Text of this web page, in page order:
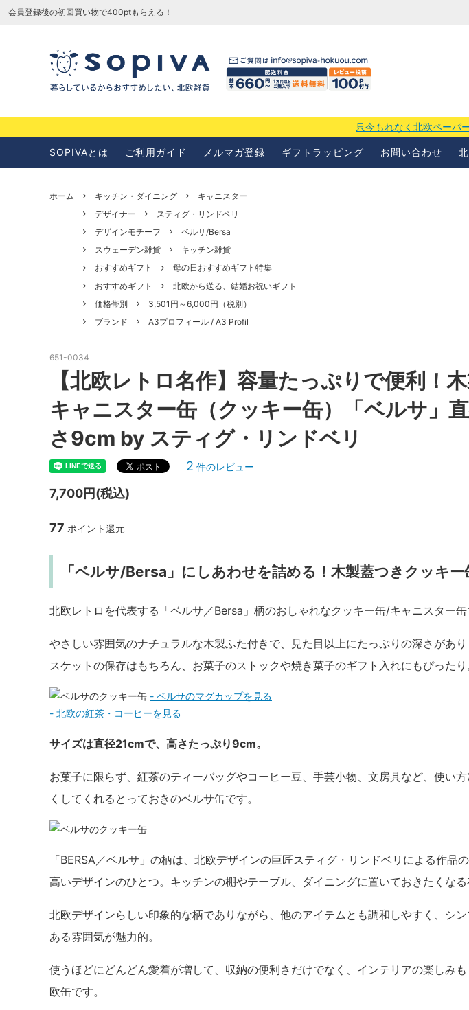
会員登録後の初回買い物で400ptもらえる！
只今もれなく北欧ペーパ
SOPIVAとは ご利用ガイド メルマガ登録 ギフトラッピング お問い合わせ
ホーム キッチン・ダイニング
キャニスター
デザイナー
スティグ・リンドベリ
デザインモチーフ
ベルサ/Bersa
スウェーデン雑貨
キッチン雑貨
おすすめギフト
母の日おすすめギフト特集
おすすめギフト
北欧から送る、結婚お祝いギフト
価格帯別
3,501円～6,000円（税別）
ブランド
A3プロフィール / A3 Profil
651-0034
【北欧レトロ名作】容量たっぷりで便利！
キャニスター缶（クッキー缶）「ベルサ」
さ9cm by スティグ・リンドベリ
2 件のレビュー
7,700円(税込)
77 ポイント還元
「ベルサ/Bersa」にしあわせを詰める！木製蓋つきクッキー
北欧レトロを代表する「ベルサ／Bersa」柄のおしゃれなクッキー缶/キャニスター缶
やさしい雰囲気のナチュラルな木製ふた付きで、見た目以上にたっぷりの深さがあ
スケットの保存はもちろん、お菓子のストックや焼き菓子のギフト入れにもぴったり
- ベルサのマグカップを見る
- 北欧の紅茶・コーヒーを見る
サイズは直径21cmで、高さたっぷり9cm。
お菓子に限らず、紅茶のティーバッグやコーヒー豆、手芸小物、文房具など、使い
くしてくれるとっておきのベルサ缶です。
「BERSA／ベルサ」の柄は、北欧デザインの巨匠スティグ・リンドベリによる作品
高いデザインのひとつ。キッチンの棚やテーブル、ダイニングに置いておきたくなる
北欧デザインらしい印象的な柄でありながら、他のアイテムとも調和しやすく、シ
ある雰囲気が魅力的。
使うほどにどんどん愛着が増して、収納の便利さだけでなく、インテリアの楽しみ
欧缶です。